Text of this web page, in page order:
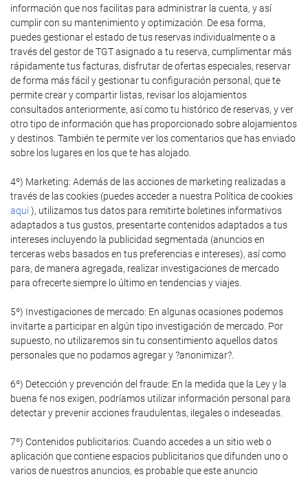
información que nos facilitas para administrar la cuenta, y así
cumplir con su mantenimiento y optimización. De esa forma,
puedes gestionar el estado de tus reservas individualmente o a
través del gestor de TGT asignado a tu reserva, cumplimentar más
rápidamente tus facturas, disfrutar de ofertas especiales, reservar
de forma más fácil y gestionar tu configuración personal, que te
permite crear y compartir listas, revisar los alojamientos
consultados anteriormente, así como tu histórico de reservas, y ver
otro tipo de información que has proporcionado sobre alojamientos
y destinos. También te permite ver los comentarios que has enviado
sobre los lugares en los que te has alojado.
4º) Marketing: Además de las acciones de marketing realizadas a
través de las cookies (puedes acceder a nuestra Política de cookies
aquí), utilizamos tus datos para remitirte boletines informativos
adaptados a tus gustos, presentarte contenidos adaptados a tus
intereses incluyendo la publicidad segmentada (anuncios en
terceras webs basados en tus preferencias e intereses), así como
para, de manera agregada, realizar investigaciones de mercado
para ofrecerte siempre lo último en tendencias y viajes.
5º) Investigaciones de mercado: En algunas ocasiones podemos
invitarte a participar en algún tipo investigación de mercado. Por
supuesto, no utilizaremos sin tu consentimiento aquellos datos
personales que no podamos agregar y ?anonimizar?.
6º) Detección y prevención del fraude: En la medida que la Ley y la
buena fe nos exigen, podríamos utilizar información personal para
detectar y prevenir acciones fraudulentas, ilegales o indeseadas.
7º) Contenidos publicitarios: Cuando accedes a un sitio web o
aplicación que contiene espacios publicitarios que difunden uno o
varios de nuestros anuncios, es probable que este anuncio